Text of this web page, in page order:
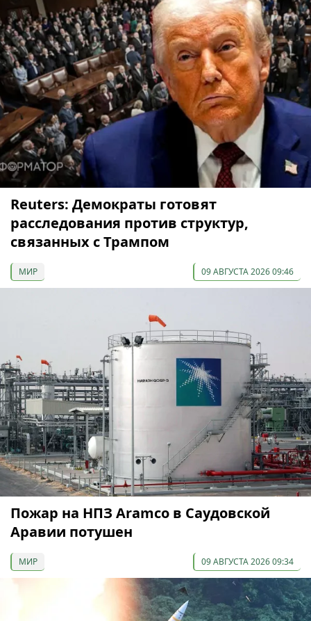
Reuters: Демократы готовят
расследования против структур,
связанных с Трампом
МИР 09 АВГУСТА 2026 09:46
Пожар на НПЗ Aramco в Саудовской
Аравии потушен
МИР 09 АВГУСТА 2026 09:34